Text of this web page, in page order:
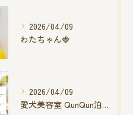
2026/04/09
わたちゃん🍓
2026/04/09
愛犬美容室 QunQun泊店 4月空き状況です